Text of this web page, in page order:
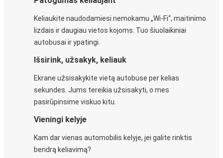
Keliaukite naudodamiesi nemokamu „Wi-Fi“, maitinimo
lizdais ir daugiau vietos kojoms. Tuo šiuolaikiniai
autobusai ir ypatingi.
Išsirink, užsakyk, keliauk
Ekrane užsisakykite vietą autobuse per kelias
sekundes. Jums tereikia užsisakyti, o mes
pasirūpinsime viskuo kitu.
Vieningi kelyje
Kam dar vienas automobilis kelyje, jei galite rinktis
bendrą keliavimą?